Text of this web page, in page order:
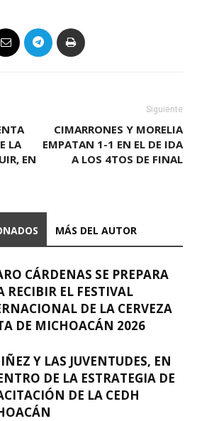
LA
EN
Siguiente
CIMARRONES Y MORELIA
EMPATAN 1-1 EN EL DE IDA
A LOS 4TOS DE FINAL
MÁS DEL AUTOR
CÁRDENAS SE PREPARA
RECIBIR EL FESTIVAL
DE LA CERVEZA
DE MICHOACÁN 2026
Y LAS JUVENTUDES, EN
DE LA ESTRATEGIA DE
DE LA CEDH